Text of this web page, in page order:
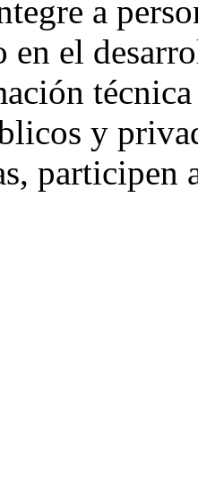
a
en el
y
participen